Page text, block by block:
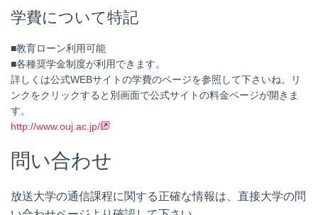
学費について特記
■教育ローン利用可能
■各種奨学金制度が利用できます。
詳しくは公式WEBサイトの学費のページを参照して下さいね。リ
ンクをクリックすると別画面で公式サイトの料金ページが開きま
す。
http://www.ouj.ac.jp/
問い合わせ
放送大学の通信課程に関する正確な情報は、直接大学の問